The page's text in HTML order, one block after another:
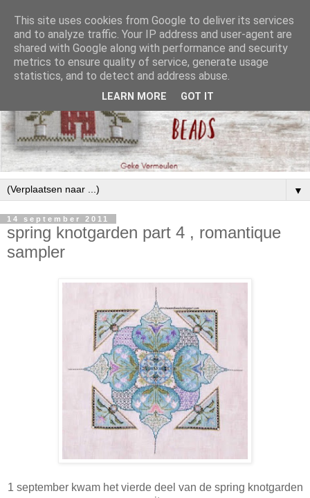
▼
14 september 2011
spring knotgarden part 4 , romantique
sampler
1 september kwam het vierde deel van de spring knotgarden
This site uses cookies from Google to deliver its services
and to analyze traffic. Your IP address and user-agent are
shared with Google along with performance and security
metrics to ensure quality of service, generate usage
statistics, and to detect and address abuse.
LEARN MORE GOT IT